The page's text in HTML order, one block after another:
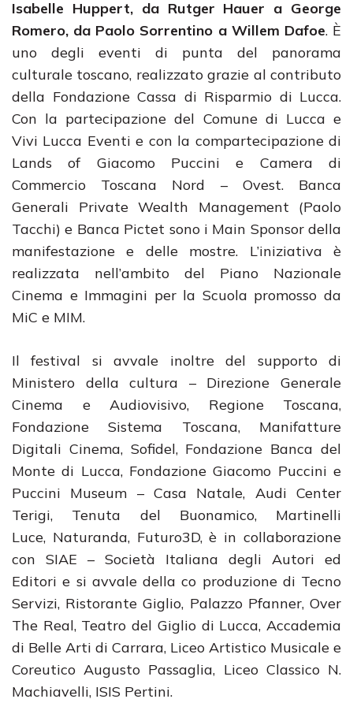
Isabelle Huppert, da Rutger Hauer a George
Romero, da Paolo Sorrentino a Willem Dafoe. È
uno degli eventi di punta del panorama
culturale toscano, realizzato grazie al contributo
della Fondazione Cassa di Risparmio di Lucca.
Con la partecipazione del Comune di Lucca e
Vivi Lucca Eventi e con la compartecipazione di
Lands of Giacomo Puccini e Camera di
Commercio Toscana Nord – Ovest. Banca
Generali Private Wealth Management (Paolo
Tacchi) e Banca Pictet sono i Main Sponsor della
manifestazione e delle mostre. L’iniziativa è
realizzata nell’ambito del Piano Nazionale
Cinema e Immagini per la Scuola promosso da
MiC e MIM.
Il festival si avvale inoltre del supporto di
Ministero della cultura – Direzione Generale
Cinema e Audiovisivo, Regione Toscana,
Fondazione Sistema Toscana, Manifatture
Digitali Cinema, Sofidel, Fondazione Banca del
Monte di Lucca, Fondazione Giacomo Puccini e
Puccini Museum – Casa Natale, Audi Center
Terigi, Tenuta del Buonamico, Martinelli
Luce, Naturanda, Futuro3D, è in collaborazione
con SIAE – Società Italiana degli Autori ed
Editori e si avvale della co produzione di Tecno
Servizi, Ristorante Giglio, Palazzo Pfanner, Over
The Real, Teatro del Giglio di Lucca, Accademia
di Belle Arti di Carrara, Liceo Artistico Musicale e
Coreutico Augusto Passaglia, Liceo Classico N.
Machiavelli, ISIS Pertini.